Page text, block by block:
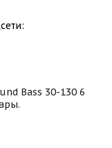
Bass 30-130 6